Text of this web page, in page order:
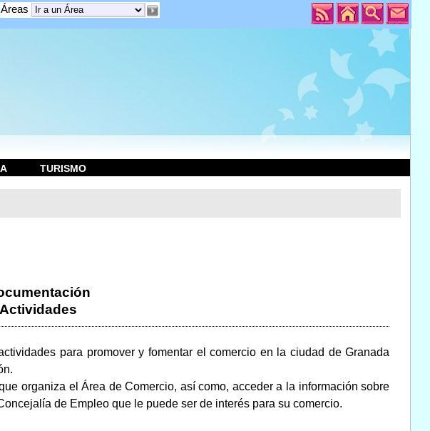
Áreas
TURISMO
Actividades
para promover y fomentar el comercio en la ciudad de Granada
organiza el Área de Comercio, así como, acceder a la información sobre
de Empleo que le puede ser de interés para su comercio.